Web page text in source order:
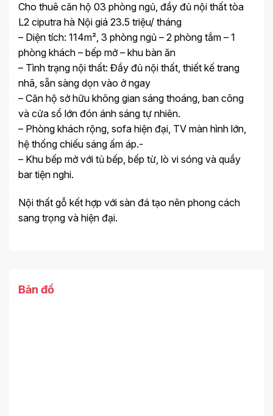
Cho thuê căn hộ 03 phòng ngủ, đầy đủ nội thất tòa
L2 ciputra hà Nội giá 23.5 triệu/ tháng
– Diện tích: 114m², 3 phòng ngủ – 2 phòng tắm – 1
phòng khách – bếp mở – khu bàn ăn
– Tình trạng nội thất: Đầy đủ nội thất, thiết kế trang
nhã, sẵn sàng dọn vào ở ngay
– Căn hộ sở hữu không gian sáng thoáng, ban công
và cửa sổ lớn đón ánh sáng tự nhiên.
– Phòng khách rộng, sofa hiện đại, TV màn hình lớn,
hệ thống chiếu sáng ấm áp.-
– Khu bếp mở với tủ bếp, bếp từ, lò vi sóng và quầy
bar tiện nghi.
Nội thất gỗ kết hợp với sàn đá tạo nên phong cách
sang trọng và hiện đại.
Bản đồ